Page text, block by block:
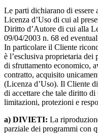
Le parti dichiarano di essere
Licenza d’Uso di cui al
Diritto d’Autore di cui alla
09/04/2003 n. 68 ed
In particolare il Cliente
è l’esclusiva proprietaria
di sfruttamento economico,
contratto, acquisito
(Licenza d’Uso). Il Cliente
di accettare che tale diritto
limitazioni, protezioni e
a) DIVIETI: La
parziale dei programmi con